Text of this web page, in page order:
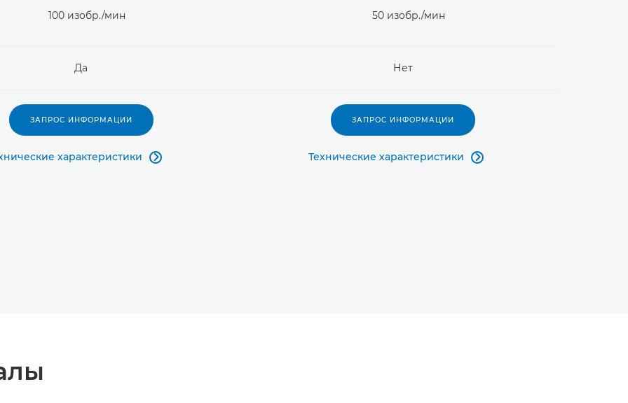
100 изобр./мин 50 изобр./мин
Да Нет
ЗАПРОС ИНФОРМАЦИИ
характеристики 
ЗАПРОС ИНФОРМАЦИИ
Технические характеристики 